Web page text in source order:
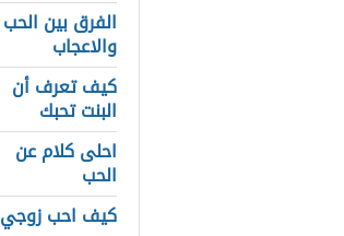
الفرق بين الحب
والاعجاب
كيف تعرف أن
البنت تحبك
احلى كلام عن
الحب
كيف احب زوجي